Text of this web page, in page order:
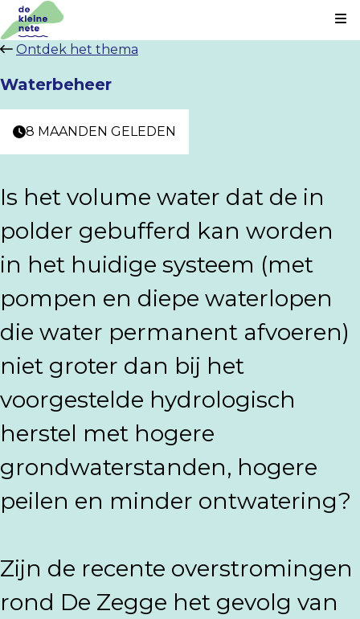
Ontdek het thema
Waterbeheer
8 MAANDEN GELEDEN
Is het volume water dat de in
polder gebufferd kan worden
in het huidige systeem (met
pompen en diepe waterlopen
die water permanent afvoeren)
niet groter dan bij het
voorgestelde hydrologisch
herstel met hogere
grondwaterstanden, hogere
peilen en minder ontwatering?
Zijn de recente overstromingen
rond De Zegge het gevolg van